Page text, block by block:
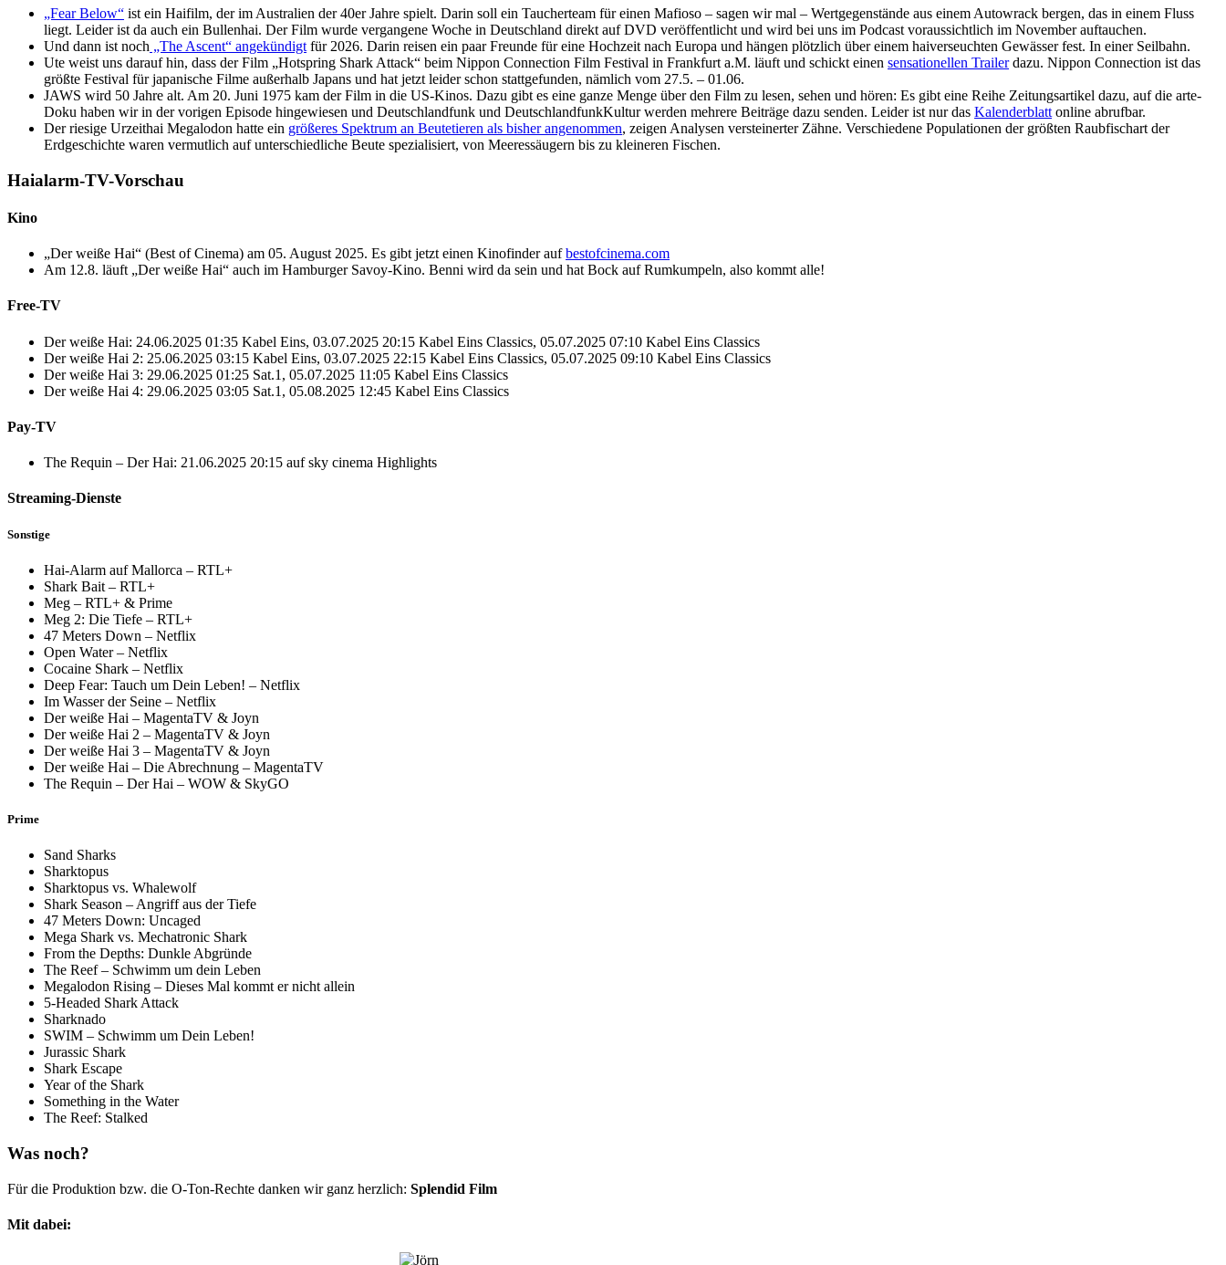
„Fear Below“ ist ein Haifilm, der im Australien der 40er Jahre spielt. Darin soll ein Taucherteam für einen Mafioso – sagen wir mal – Wertgegenstände aus einem Autowrack bergen, das in einem Fluss
liegt. Leider ist da auch ein Bullenhai. Der Film wurde vergangene Woche in Deutschland direkt auf DVD veröffentlicht und wird bei uns im Podcast voraussichtlich im November auftauchen.
Und dann ist noch „The Ascent“ angekündigt für 2026. Darin reisen ein paar Freunde für eine Hochzeit nach Europa und hängen plötzlich über einem haiverseuchten Gewässer fest. In einer Seilbahn.
Ute weist uns darauf hin, dass der Film „Hotspring Shark Attack“ beim Nippon Connection Film Festival in Frankfurt a.M. läuft und schickt einen sensationellen Trailerdazu. Nippon Connection ist das
größte Festival für japanische Filme außerhalb Japans und hat jetzt leider schon stattgefunden, nämlich vom 27.5. – 01.06.
JAWS wird 50 Jahre alt. Am 20. Juni 1975 kam der Film in die US-Kinos. Dazu gibt es eine ganze Menge über den Film zu lesen, sehen und hören: Es gibt eine Reihe Zeitungsartikel dazu, auf die arte-
Doku haben wir in der vorigen Episode hingewiesen und Deutschlandfunk und DeutschlandfunkKultur werden mehrere Beiträge dazu senden. Leider ist nur das Kalenderblatt online abrufbar.
Der riesige Urzeithai Megalodon hatte ein größeres Spektrum an Beutetieren als bisher angenommen, zeigen Analysen versteinerter Zähne. Verschiedene Populationen der größten Raubfischart der
Erdgeschichte waren vermutlich auf unterschiedliche Beute spezialisiert, von Meeressäugern bis zu kleineren Fischen.
Haialarm-TV-Vorschau
Kino
„Der weiße Hai“ (Best of Cinema) am 05. August 2025. Es gibt jetzt einen Kinofinder aufbestofcinema.com
Am 12.8. läuft „Der weiße Hai“ auch im Hamburger Savoy-Kino. Benni wird da sein und hat Bock auf Rumkumpeln, also kommt alle!
Free-TV
Der weiße Hai: 24.06.2025 01:35 Kabel Eins, 03.07.2025 20:15 Kabel Eins Classics, 05.07.2025 07:10 Kabel Eins Classics
Der weiße Hai 2: 25.06.2025 03:15 Kabel Eins, 03.07.2025 22:15 Kabel Eins Classics, 05.07.2025 09:10 Kabel Eins Classics
Der weiße Hai 3: 29.06.2025 01:25 Sat.1, 05.07.2025 11:05 Kabel Eins Classics
Der weiße Hai 4: 29.06.2025 03:05 Sat.1, 05.08.2025 12:45 Kabel Eins Classics
Pay-TV
The Requin – Der Hai: 21.06.2025 20:15 auf sky cinema Highlights
Streaming-Dienste
Sonstige
Hai-Alarm auf Mallorca – RTL+
Shark Bait – RTL+
Meg – RTL+ & Prime
Meg 2: Die Tiefe – RTL+
47 Meters Down – Netflix
Open Water – Netflix
Cocaine Shark – Netflix
Deep Fear: Tauch um Dein Leben! – Netflix
Im Wasser der Seine – Netflix
Der weiße Hai – MagentaTV & Joyn
Der weiße Hai 2 – MagentaTV & Joyn
Der weiße Hai 3 – MagentaTV & Joyn
Der weiße Hai – Die Abrechnung – MagentaTV
The Requin – Der Hai – WOW & SkyGO
Prime
Sand Sharks
Sharktopus
Sharktopus vs. Whalewolf
Shark Season – Angriff aus der Tiefe
47 Meters Down: Uncaged
Mega Shark vs. Mechatronic Shark
From the Depths: Dunkle Abgründe
The Reef – Schwimm um dein Leben
Megalodon Rising – Dieses Mal kommt er nicht allein
5-Headed Shark Attack
Sharknado
SWIM – Schwimm um Dein Leben!
Jurassic Shark
Shark Escape
Year of the Shark
Something in the Water
The Reef: Stalked
Was noch?
Für die Produktion bzw. die O-Ton-Rechte danken wir ganz herzlich: Splendid Film
Mit dabei: